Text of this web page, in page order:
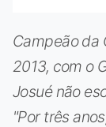
Campeão da
2013, com o
Josué não
"Por três